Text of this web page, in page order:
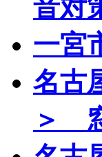
音対
一宮
名古
＞